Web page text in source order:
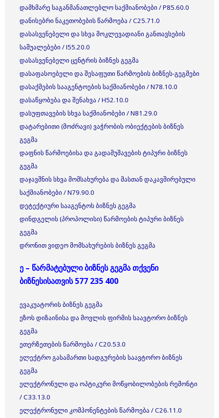
დამხმარე საგანმანათლებლო საქმიანობები / P85.60.0
დანისებრი ნაკეთობების წარმოება / C25.71.0
დასასვენებელი და სხვა მოკლევადიანი განთავსების
საშუალებები / I55.20.0
დასასვენებელი ცენტრის ბიზნეს გეგმა
დასაფასოებელი და შესაფუთი წარმოების ბიზნეს-გეგმები
დასაქმების სააგენტოების საქმიანობები / N78.10.0
დასაწყობება და შენახვა / H52.10.0
დასუფთავების სხვა საქმიანობები / N81.29.0
დატარებითი (მოძრავი) ვაჭრობის ობიექტების ბიზნეს
გეგმა
დაფნის წარმოებისა და გადამუშავების ტიპური ბიზნეს
გეგმა
დაჯავშნის სხვა მომსახურება და მასთან დაკავშირებული
საქმიანობები / N79.90.0
დეტექტიური სააგენტოს ბიზნეს გეგმა
დინდგელის (პროპოლისი) წარმოების ტიპური ბიზნეს
გეგმა
დრონით ვიდეო მომსახურების ბიზნეს გეგმა
ე – წარმატებული ბიზნეს გეგმა თქვენი
ბიზნესისათვის 577 235 400
ევაკუატორის ბიზნეს გეგმა
ეზოს დიზაინისა და მოვლის ფირმის საავტორო ბიზნეს
გეგმა
ეთერზეთების წარმოება / C20.53.0
ელექტრო გასამართი სადგურების საავტორო ბიზნეს
გეგმა
ელექტრონული და ოპტიკური მოწყობილობების რემონტი
/ C33.13.0
ელექტრონული კომპონენტების წარმოება / C26.11.0